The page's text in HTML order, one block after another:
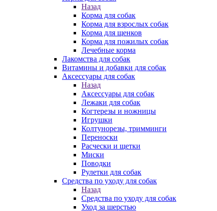
Назад
Корма для собак
Корма для взрослых собак
Корма для щенков
Корма для пожилых собак
Лечебные корма
Лакомства для собак
Витамины и добавки для собак
Аксессуары для собак
Назад
Аксессуары для собак
Лежаки для собак
Когтерезы и ножницы
Игрушки
Колтунорезы, тримминги
Переноски
Расчески и щетки
Миски
Поводки
Рулетки для собак
Средства по уходу для собак
Назад
Средства по уходу для собак
Уход за шерстью